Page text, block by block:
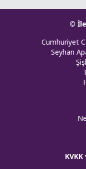
©
Cumhuriyet
Seyhan